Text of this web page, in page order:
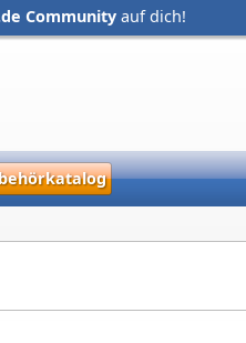
Community auf dich!